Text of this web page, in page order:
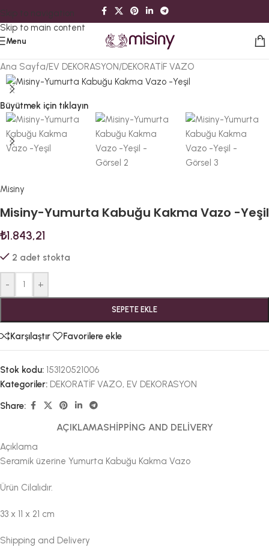
Skip to navigation
Skip to main content
Menu
Ana Sayfa/EV DEKORASYON/DEKORATİF VAZO
Büyütmek için tıklayın
Misiny
Misiny-Yumurta Kabuğu Kakma Vazo -Yeşil
₺1.843,21
2 adet stokta
- +
SEPETE EKLE
Karşılaştır Favorilere ekle
Stok kodu: 153120521006
Kategoriler: DEKORATİF VAZO, EV DEKORASYON
Share:
AÇIKLAMASHIPPING AND DELIVERY
Açıklama
Seramik üzerine Yumurta Kabuğu Kakma Vazo
Ürün Cilalıdır.
33 x 11 x 21 cm
Shipping and Delivery